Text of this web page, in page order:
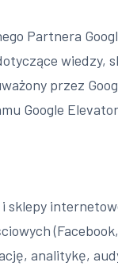
Partnera
wiedzy,
przez
Google
sklepy
analitykę,